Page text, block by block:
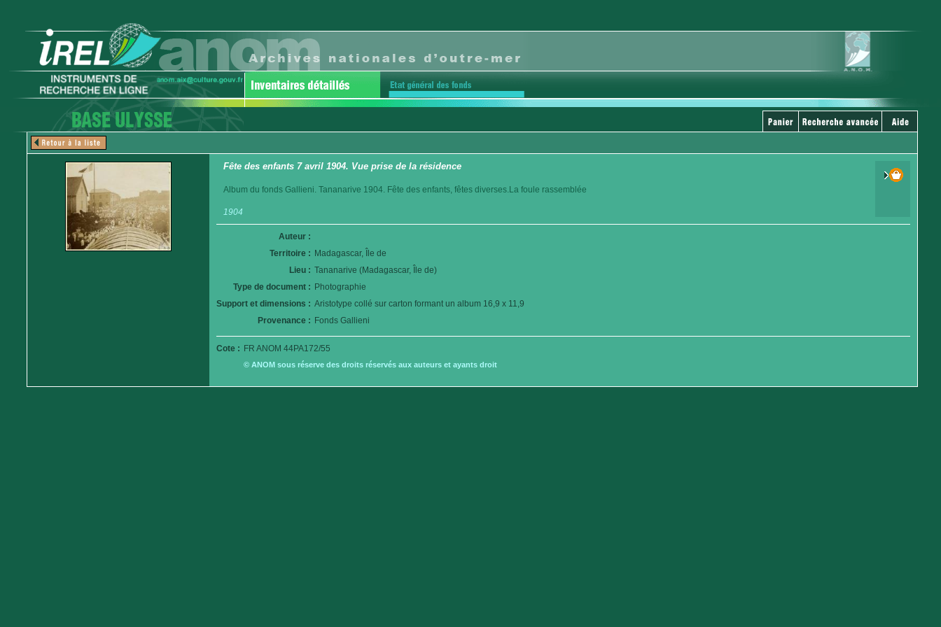
Fête des enfants 7 avril 1904. Vue prise de la résidence
Album du fonds Gallieni. Tananarive 1904. Fête des enfants, fêtes diverses.La foule rassemblée
1904
Auteur :
Territoire : Madagascar, Île de
Lieu : Tananarive (Madagascar, Île de)
Type de document : Photographie
Support et dimensions : Aristotype collé sur carton formant un album 16,9 x 11,9
Provenance : Fonds Gallieni
Cote : FR ANOM 44PA172/55
© ANOM sous réserve des droits réservés aux auteurs et ayants droit